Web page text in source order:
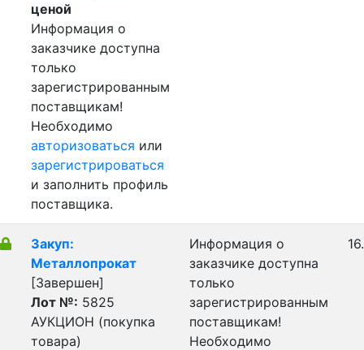
ценой
Информация о
заказчике доступна
только
зарегистрированным
поставщикам!
Необходимо
авторизоваться или
зарегистрироваться
и заполнить профиль
поставщика.
Закуп:
Металлопрокат
[Завершен]
Лот №: 5825
АУКЦИОН (покупка
товара)
Информация о
заказчике доступна
только
зарегистрированным
поставщикам!
Необходимо